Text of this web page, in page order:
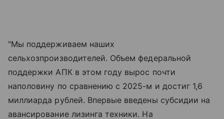
"Мы поддерживаем наших
сельхозпроизводителей. Объем федеральной
поддержки АПК в этом году вырос почти
наполовину по сравнению с 2025-м и достиг 1,6
миллиарда рублей. Впервые введены субсидии на
авансирование лизинга техники. На